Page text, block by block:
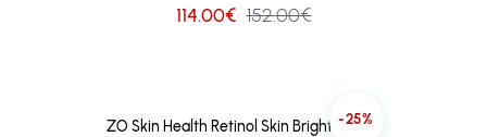
114.00€ 152.00€
-25%
ZO Skin Health Retinol Skin Brightener 1%